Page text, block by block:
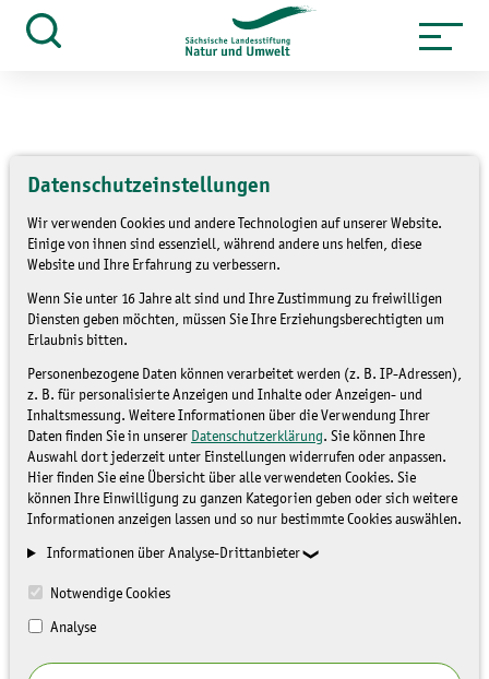
Datenschutzeinstellungen
Wir verwenden Cookies und andere Technologien auf unserer Website.
Einige von ihnen sind essenziell, während andere uns helfen, diese
Website und Ihre Erfahrung zu verbessern.
Wenn Sie unter 16 Jahre alt sind und Ihre Zustimmung zu freiwilligen
Diensten geben möchten, müssen Sie Ihre Erziehungsberechtigten um
Erlaubnis bitten.
Personenbezogene Daten können verarbeitet werden (z. B. IP-Adressen),
z. B. für personalisierte Anzeigen und Inhalte oder Anzeigen- und
Inhaltsmessung. Weitere Informationen über die Verwendung Ihrer
Daten finden Sie in unserer Datenschutzerklärung. Sie können Ihre
Auswahl dort jederzeit unter Einstellungen widerrufen oder anpassen.
Hier finden Sie eine Übersicht über alle verwendeten Cookies. Sie
können Ihre Einwilligung zu ganzen Kategorien geben oder sich weitere
Informationen anzeigen lassen und so nur bestimmte Cookies auswählen.
Informationen über Analyse-Drittanbieter
Notwendige Cookies
Analyse
Zum
Inhalt
Über uns » Unsere Arbeit
Unsere Projekte
Wir betreibenNaturschutz auf unseren
Flächen
Umweltbildungoder treiben in